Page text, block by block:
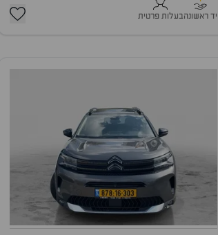
יד ראשונהבעלות פרטית